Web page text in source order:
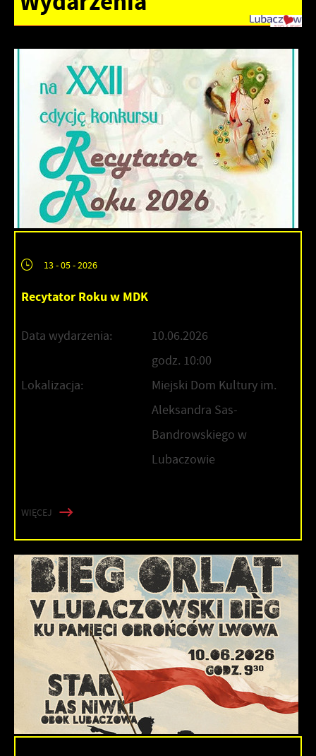
13 - 05 - 2026
Recytator Roku w MDK
Data wydarzenia:
10.06.2026
godz. 10:00
Lokalizacja:
Miejski Dom Kultury im.
Aleksandra Sas-
Bandrowskiego w
Lubaczowie
WIĘCEJ